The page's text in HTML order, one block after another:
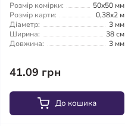
Розмір комірки:
50x50 мм
Розмір карти:
0,38x2 м
Діаметр:
3 мм
Ширина:
38 см
Довжина:
3 мм
41.09 грн
До кошика